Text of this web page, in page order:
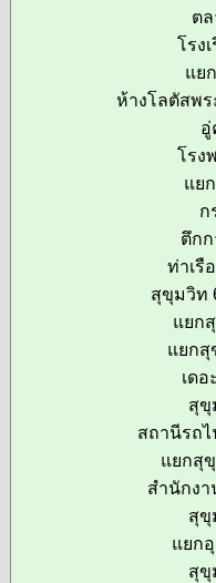
ต
โรง
แย
ห้างโลตัสพร
อู่
โรง
แย
ก
ตึกก
ท่าเรื
สุขุมวิท
แยก
แยกสุ
เด
สุขุ
สถานีรถ
แยกสุ
สำนักง
สุขุ
แยก
สุขุ